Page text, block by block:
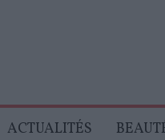
ACTUALITÉS